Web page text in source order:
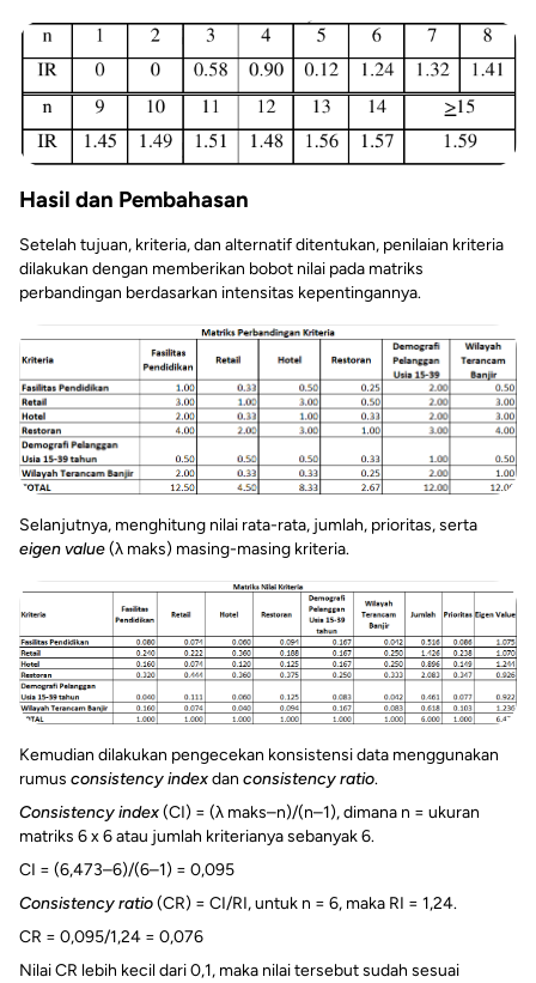
Hasil dan Pembahasan
Setelah tujuan, kriteria, dan alternatif ditentukan, penilaian kriteria
dilakukan dengan memberikan bobot nilai pada matriks
perbandingan berdasarkan intensitas kepentingannya.
Selanjutnya, menghitung nilai rata-rata, jumlah, prioritas, serta
eigen value(λ maks) masing-masing kriteria.
Kemudian dilakukan pengecekan konsistensi data menggunakan
rumus consistency indexdan consistency ratio.
Consistency index(CI) = (λ maks–n)/(n–1), dimana n = ukuran
matriks 6 x 6 atau jumlah kriterianya sebanyak 6.
CI = (6,473–6)/(6–1) = 0,095
Consistency ratio(CR) = CI/RI, untuk n = 6, maka RI = 1,24.
CR = 0,095/1,24 = 0,076
Nilai CR lebih kecil dari 0,1, maka nilai tersebut sudah sesuai